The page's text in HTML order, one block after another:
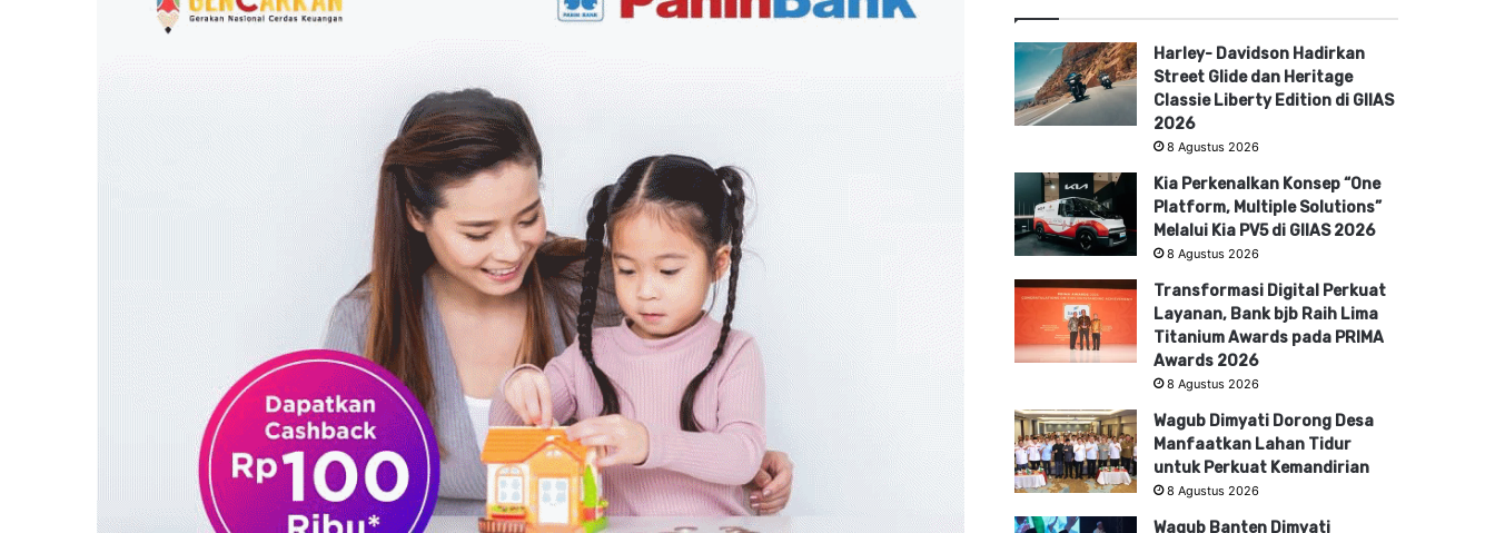
Harley- Davidson Hadirkan
Street Glide dan Heritage
Classie Liberty Edition di GIIAS
2026
8 Agustus 2026
Kia Perkenalkan Konsep “One
Platform, Multiple Solutions”
Melalui Kia PV5 di GIIAS 2026
8 Agustus 2026
Transformasi Digital Perkuat
Layanan, Bank bjb Raih Lima
Titanium Awards pada PRIMA
Awards 2026
8 Agustus 2026
Wagub Dimyati Dorong Desa
Manfaatkan Lahan Tidur
untuk Perkuat Kemandirian
8 Agustus 2026
Wagub Banten Dimyati